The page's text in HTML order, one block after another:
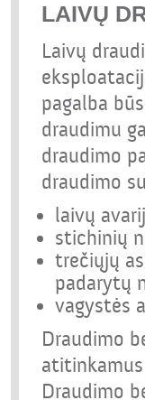
LAIVŲ
Laivų
pagalba
draudimu
draudimo
draudimo
laivų
stichinių
trečiųjų
padarytų
vagystės
Draudimo
Draudimo